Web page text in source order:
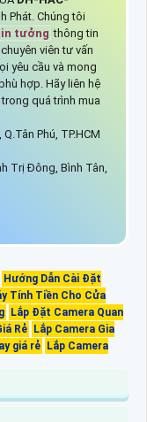
Phát. Chúng tôi
tưởng thông tin
viên tư vấn
yêu cầu và mong
hợp. Hãy liên hệ
quá trình mua
Phú, TP.HCM
Trị Đông, Bình Tân,
Hướng Dẫn Cài Đặt
Tính Tiền Cho Cửa
Lắp Đặt Camera Quan
Rẻ
Lắp Camera Gia
giá rẻ
Lắp Camera